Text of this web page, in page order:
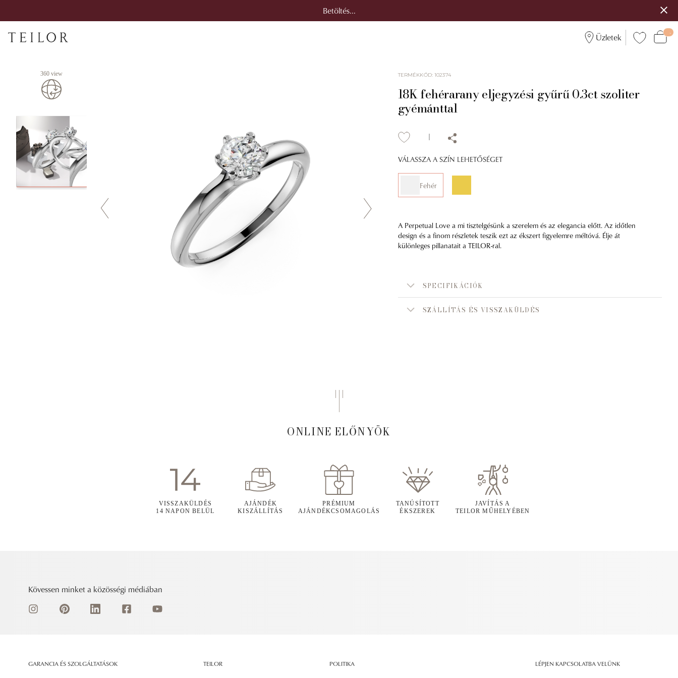
Betöltés...
Üzletek
360 view TERMÉKKÓD:102374
18K fehérarany eljegyzési gyűrű 0.3ct szoliter
gyémánttal
VÁLASSZA A SZÍN LEHETŐSÉGET
Fehér
A Perpetual Love a mi tisztelgésünk a szerelem és az elegancia előtt. Az időtlen
design és a finom részletek teszik ezt az ékszert figyelemre méltóvá. Élje át
különleges pillanatait a TEILOR-ral.
SPECIFIKÁCIÓK
SZÁLLÍTÁS ÉS VISSZAKÜLDÉS
ONLINE ELŐNYÖK
VISSZAKÜLDÉS
14 NAPON BELÜL
AJÁNDÉK
KISZÁLLÍTÁS
PRÉMIUM
AJÁNDÉKCSOMAGOLÁS
TANÚSÍTOTT
ÉKSZEREK
JAVÍTÁS A
TEILOR MŰHELYÉBEN
Kövessen minket a közösségi médiában
GARANCIA ÉS SZOLGÁLTATÁSOK TEILOR POLITIKA LÉPJEN KAPCSOLATBA VELÜNK